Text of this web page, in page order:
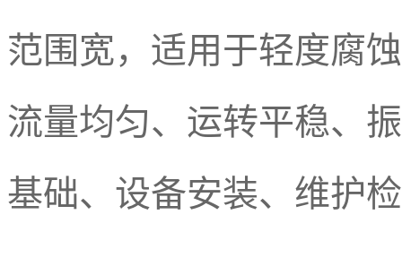
范围宽， 适用于轻度腐
流量均匀、运转平稳、
基础、设备安装、维护